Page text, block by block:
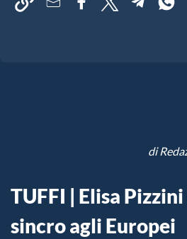
di
TUFFI | Elisa
sincro agli Europei